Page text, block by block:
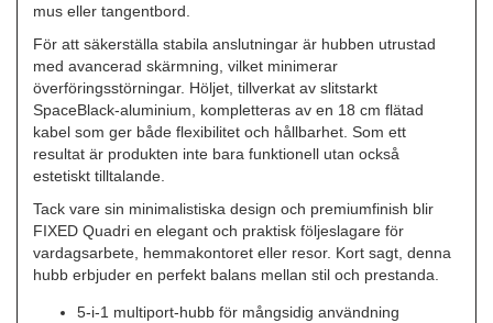
mus eller tangentbord.
För att säkerställa stabila anslutningar är hubben utrustad
med avancerad skärmning, vilket minimerar
överföringsstörningar. Höljet, tillverkat av slitstarkt
SpaceBlack-aluminium, kompletteras av en 18 cm flätad
kabel som ger både flexibilitet och hållbarhet. Som ett
resultat är produkten inte bara funktionell utan också
estetiskt tilltalande.
Tack vare sin minimalistiska design och premiumfinish blir
FIXED Quadri en elegant och praktisk följeslagare för
vardagsarbete, hemmakontoret eller resor. Kort sagt, denna
hubb erbjuder en perfekt balans mellan stil och prestanda.
5-i-1 multiport-hubb för mångsidig användning